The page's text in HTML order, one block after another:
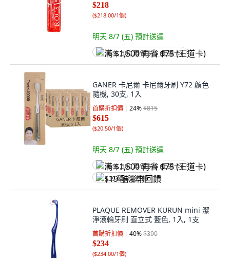
$218
($218.00/1個)
明天 8/7 (五) 預計送達
满 $1,500 再省 $75 (王道卡)
GANER 卡尼爾 卡尼爾牙刷 Y72 顏色
隨機, 30支, 1入
首購折扣價 24%$815
$615
($20.50/1個)
明天 8/7 (五) 預計送達
满 $1,500 再省 $75 (王道卡)
$19 酷澎幣回饋
PLAQUE REMOVER KURUN mini 潔
淨滾輪牙刷 直立式 藍色, 1入, 1支
首購折扣價 40%$390
$234
($234.00/1個)